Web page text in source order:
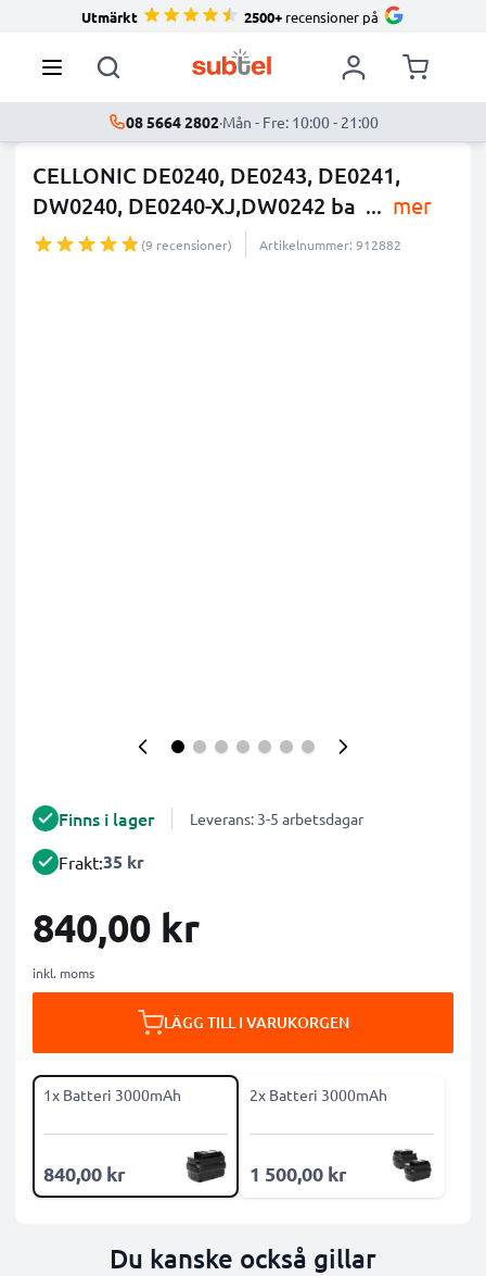
Utmärkt 2500+ recensioner på
08 5664 2802·Mån - Fre: 10:00 - 21:00
CELLONIC DE0240, DE0243, DE0241,
DW0240, DE0240-XJ,DW0242 ba ... mer
(9 recensioner) Artikelnummer: 912882
Finns i lager Leverans: 3-5 arbetsdagar
Frakt:35 kr
840,00 kr
inkl. moms
LÄGG TILL I VARUKORGEN
1x Batteri 3000mAh
840,00 kr
2x Batteri 3000mAh
1 500,00 kr
Du kanske också gillar